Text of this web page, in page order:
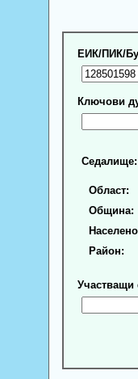
ЕИК/ПИК/
Ключови
Седалище:
Област:
Община:
Район:
Участващи